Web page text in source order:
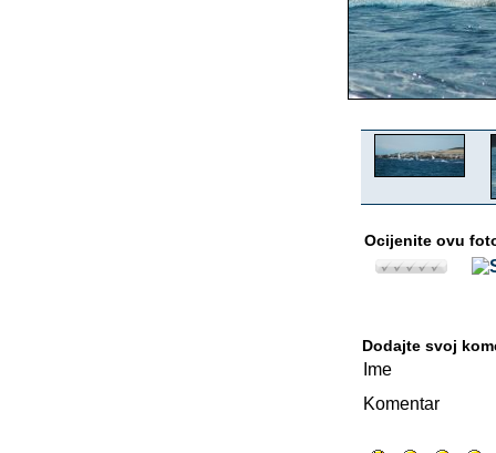
Ocijenite ovu
Dodajte svoj
Ime
Komentar